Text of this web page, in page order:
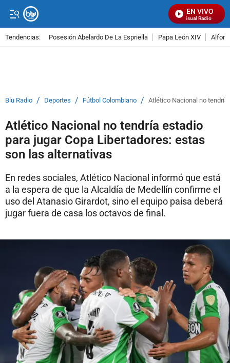
EN VIVO
Señal Visual Radio
Tendencias: Posesión Abelardo De La Espriella Papa León XIV
Blu Radio / Deportes / Fútbol Colombiano / Atlético Nacional no
Atlético Nacional no tendría estadio
para jugar Copa Libertadores: estas
son las alternativas
En redes sociales, Atlético Nacional informó que está
a la espera de que la Alcaldía de Medellín confirme el
uso del Atanasio Girardot, sino el equipo paisa deberá
jugar fuera de casa los octavos de final.